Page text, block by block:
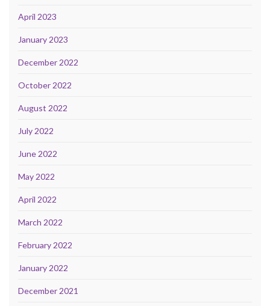
April 2023
January 2023
December 2022
October 2022
August 2022
July 2022
June 2022
May 2022
April 2022
March 2022
February 2022
January 2022
December 2021